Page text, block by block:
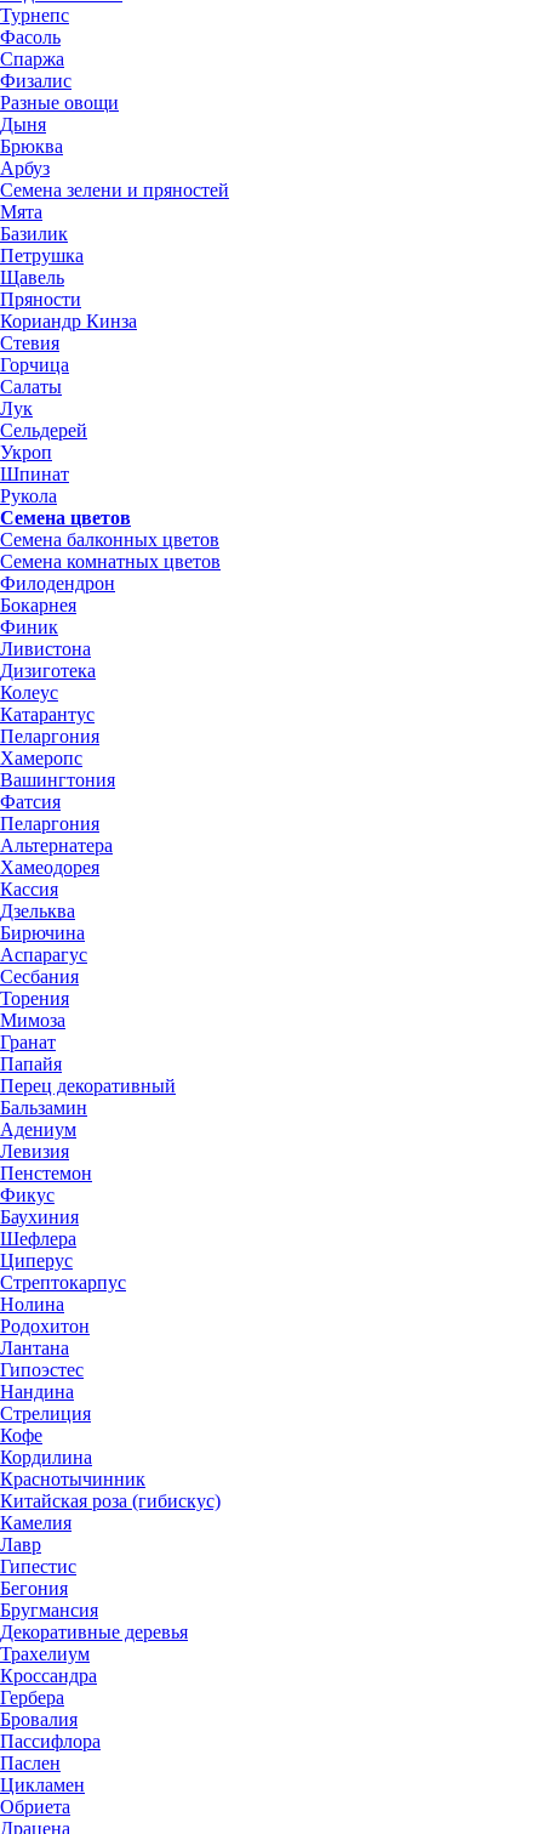
Турнепс
Фасоль
Спаржа
Физалис
Разные овощи
Дыня
Брюква
Арбуз
Семена зелени и пряностей
Мята
Базилик
Петрушка
Щавель
Пряности
Кориандр Кинза
Стевия
Горчица
Салаты
Лук
Сельдерей
Укроп
Шпинат
Рукола
Семена цветов
Семена балконных цветов
Семена комнатных цветов
Филодендрон
Бокарнея
Финик
Ливистона
Дизиготека
Колеус
Катарантус
Пеларгония
Хамеропс
Вашингтония
Фатсия
Пеларгония
Альтернатера
Хамеодорея
Кассия
Дзельква
Бирючина
Аспарагус
Сесбания
Торения
Мимоза
Гранат
Папайя
Перец декоративный
Бальзамин
Адениум
Левизия
Пенстемон
Фикус
Баухиния
Шефлера
Циперус
Стрептокарпус
Нолина
Родохитон
Лантана
Гипоэстес
Нандина
Стрелиция
Кофе
Кордилина
Краснотычинник
Китайская роза (гибискус)
Камелия
Лавр
Гипестис
Бегония
Бругмансия
Декоративные деревья
Трахелиум
Кроссандра
Гербера
Бровалия
Пассифлора
Паслен
Цикламен
Обриета
Драцена